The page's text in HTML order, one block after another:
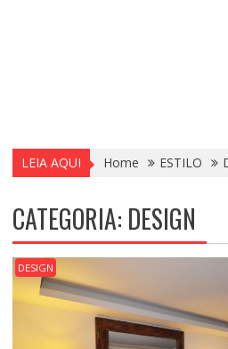
LEIA AQUI Home ESTILO
CATEGORIA: DESIGN
DESIGN